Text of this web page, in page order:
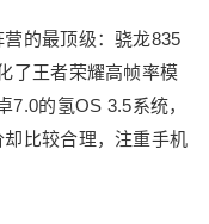
的最顶级：骁龙835
了王者荣耀高帧率模
的氢OS 3.5系统，
比较合理，注重手机